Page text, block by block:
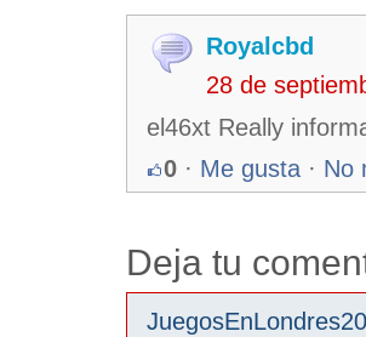
Royalcbd
28 de
el46xt Really
0 · Me gusta · No
Deja tu